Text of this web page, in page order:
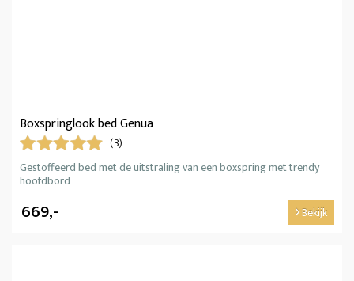
Boxspringlook bed Genua
(3)
Gestoffeerd bed met de uitstraling van een boxspring met trendy
hoofdbord
669,- Bekijk